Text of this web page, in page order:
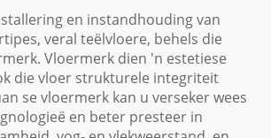
en instandhouding van
veral teëlvloere, behels die
Vloermerk dien 'n estetiese
die vloer strukturele integriteit
se vloermerk kan u verseker wees
en beter presteer in